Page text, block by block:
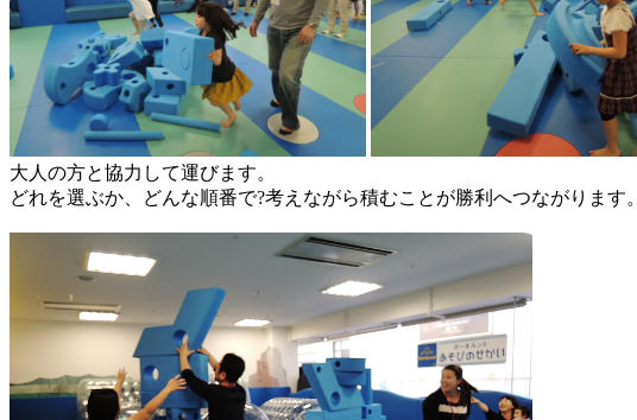
大人の方と協力して運びます。
どれを選ぶか、どんな順番で?考えながら積むことが勝利へつながります。